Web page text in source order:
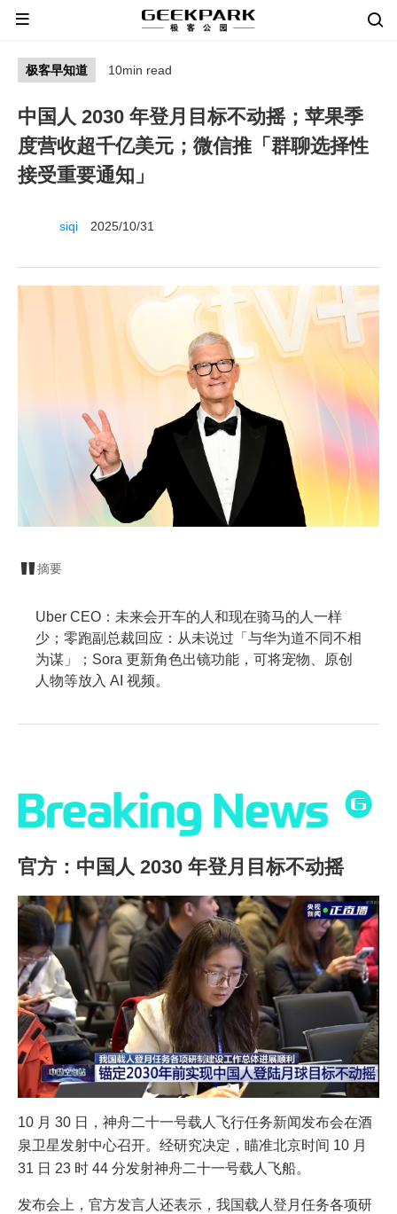
极客早知道 10min read
中国人 2030 年登月目标不动摇；苹果季
度营收超千亿美元；微信推「群聊选择性
接受重要通知」
siqi 2025/10/31
摘要
Uber CEO：未来会开车的人和现在骑马的人一样
少；零跑副总裁回应：从未说过「与华为道不同不相
为谋」；Sora 更新角色出镜功能，可将宠物、原创
人物等放入 AI 视频。
官方：中国人 2030 年登月目标不动摇
10 月 30 日，神舟二十一号载人飞行任务新闻发布会在酒
泉卫星发射中心召开。经研究决定，瞄准北京时间 10 月
31 日 23 时 44 分发射神舟二十一号载人飞船。
发布会上，官方发言人还表示，我国载人登月任务各项研